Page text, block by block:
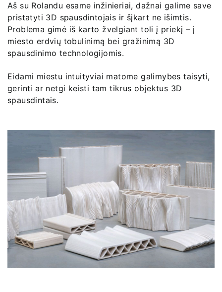
Aš su Rolandu esame inžinieriai, dažnai galime save
pristatyti 3D spausdintojais ir šįkart ne išimtis.
Problema gimė iš karto žvelgiant toli į priekį – į
miesto erdvių tobulinimą bei gražinimą 3D
spausdinimo technologijomis.
Eidami miestu intuityviai matome galimybes taisyti,
gerinti ar netgi keisti tam tikrus objektus 3D
spausdintais.